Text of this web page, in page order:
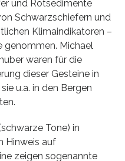
und Rotsedimente
Schwarzschiefern und
Klimaindikatoren –
genommen. Michael
waren für die
dieser Gesteine in
u.a. in den Bergen
Tone) in
Hinweis auf
zeigen sogenannte